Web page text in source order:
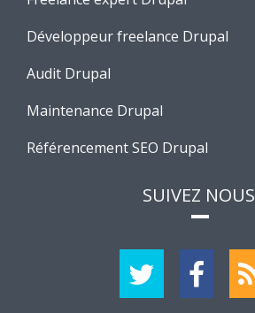
Développeur freelance Drupal
Audit Drupal
Maintenance Drupal
Référencement SEO Drupal
SUIVEZ NOUS